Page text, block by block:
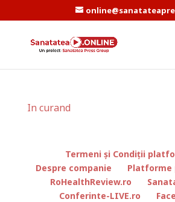
In curand
Termeni și Condiții
Despre companie
Platforme
RoHealthReview.ro
Conferinte-LIVE.ro